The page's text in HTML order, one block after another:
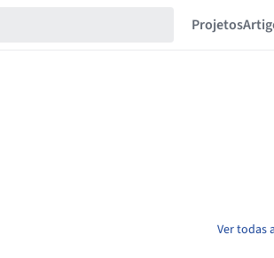
Projetos
Ver todas